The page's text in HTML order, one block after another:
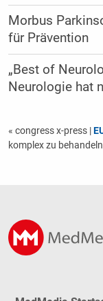
Morbus
für Prävention
„Best of
Neurologie hat
« congress x-press |
komplex zu